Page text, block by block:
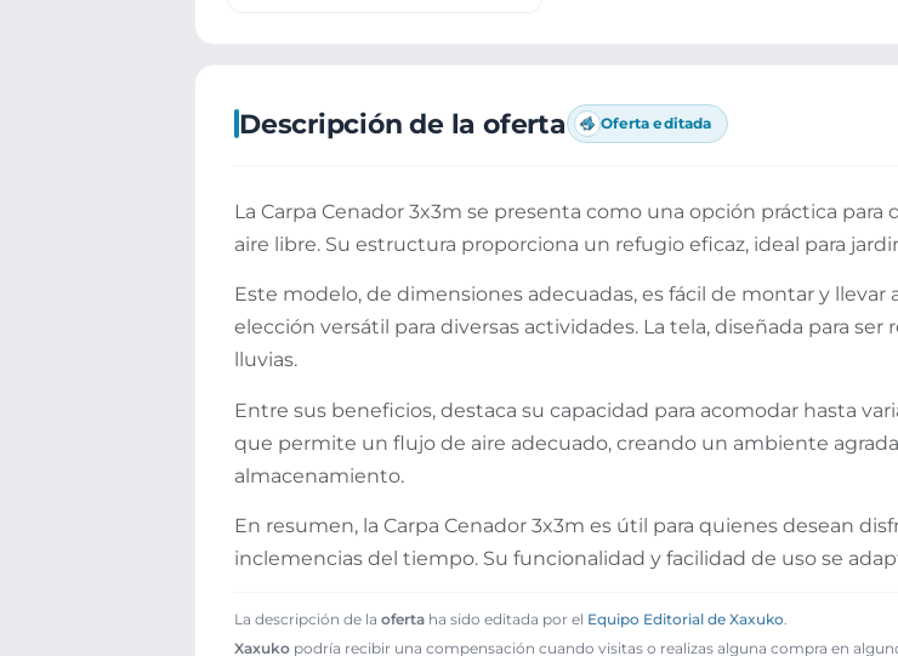
Descripción de la oferta Oferta editada
La Carpa Cenador 3x3m se presenta como una opción práctica
aire libre. Su estructura proporciona un refugio eficaz, ideal para
Este modelo, de dimensiones adecuadas, es fácil de montar y
elección versátil para diversas actividades. La tela, diseñada para
lluvias.
Entre sus beneficios, destaca su capacidad para acomodar hasta
que permite un flujo de aire adecuado, creando un ambiente
almacenamiento.
En resumen, la Carpa Cenador 3x3m es útil para quienes desean
inclemencias del tiempo. Su funcionalidad y facilidad de uso se
La descripción de la oferta ha sido editada por el Equipo Editorial de Xaxuko
Xaxuko podría recibir una compensación cuando visitas o realizas alguna compra en